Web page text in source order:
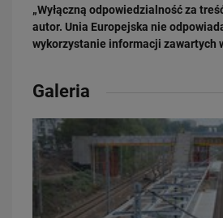
„Wyłączną odpowiedzialność za
autor. Unia Europejska nie
wykorzystanie informacji zawartych
Galeria
21.07.2026
PLK SA, Politechnika Białostocka i Instytut
PRZECZYTAJ
20.07.2026